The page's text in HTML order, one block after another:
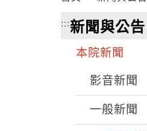
:::新聞與公告
本院新聞
影音新聞
一般新聞